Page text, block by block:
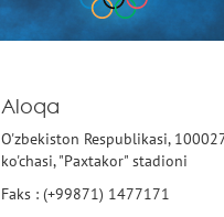
Aloqa
O'zbekiston Respublikasi,
ko'chasi, "Paxtakor" stadioni
Faks : (+99871) 1477171